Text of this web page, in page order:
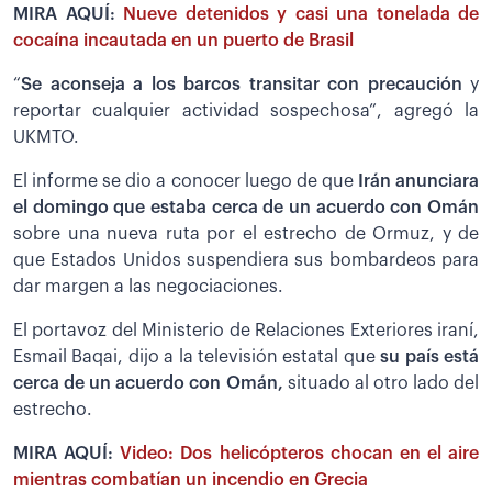
MIRA AQUÍ:
Nueve detenidos y casi una tonelada de
cocaína incautada en un puerto de Brasil
“Se aconseja a los barcos transitar con precaución y
reportar cualquier actividad sospechosa”, agregó la
UKMTO.
El informe se dio a conocer luego de que
Irán anunciara
el domingo que estaba cerca de un acuerdo con Omán
sobre una nueva ruta por el estrecho de Ormuz, y de
que Estados Unidos suspendiera sus bombardeos para
dar margen a las negociaciones.
El portavoz del Ministerio de Relaciones Exteriores iraní,
Esmail Baqai, dijo a la televisión estatal quesu país está
cerca de un acuerdo con Omán, situado al otro lado del
estrecho.
MIRA AQUÍ:Video: Dos helicópteros chocan en el aire
mientras combatían un incendio en Grecia